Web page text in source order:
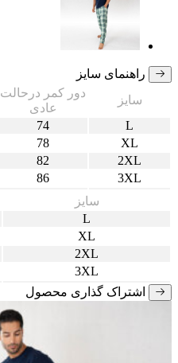
راهنمای سایز
سایز
دور کمر درحالت
عادی
L
74
XL
78
2XL
82
3XL
86
سایز
L
XL
2XL
3XL
اشتراک گذاری محصول